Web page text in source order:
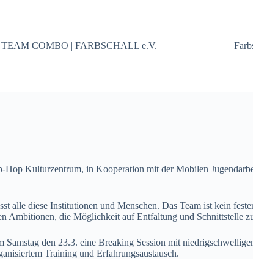
TEAM COMBO | FARBSCHALL e.V.
Hop Kulturzentrum, in Kooperation mit der Mobilen
alle diese Institutionen und Menschen. Das Team ist kein
Ambitionen, die Möglichkeit auf Entfaltung und Schnittstelle
den 23.3. eine Breaking Session mit
Training und Erfahrungsaustausch.